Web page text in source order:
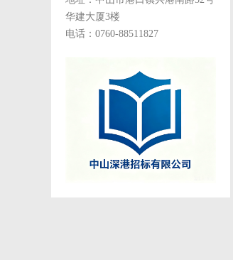
华建大厦3楼
电话：0760-88511827